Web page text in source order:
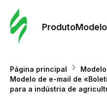
Produto
Página principal
Modelo de e-mail de
para a indústria de